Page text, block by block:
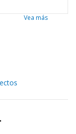
Vea más